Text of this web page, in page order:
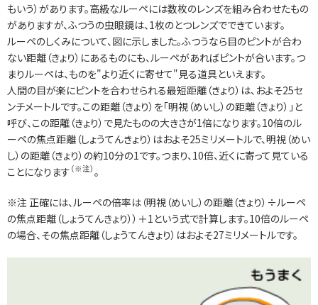
もいう）があります。高級なルーペには数枚のレンズを組み合わせたもの
がありますが、ふつうの虫眼鏡は、1枚のとつレンズでできています。
ルーペのしくみについて、図に示しました。ふつうなら目のピントが合わ
ない距離（きょり）にあるものにも、ルーペがあればピントが合います。つ
まりルーペは、ものを"より近くに寄せて"見る道具といえます。
人間の目が楽にピントを合わせられる最短距離（きょり）は、およそ25セ
ンチメートルです。この距離（きょり）を「明視（めいし）の距離（きょり）」と
呼び、この距離（きょり）で見たものの大きさが1倍になります。10倍のル
ーペの焦点距離（しょうてんきょり）はおよそ25ミリメートルで、明視（めい
し）の距離（きょり）の約10分の1です。つまり、10倍、近くに寄って見ている
ことになります （※注） 。
※注 正確には、ルーペの倍率は（明視（めいし）の距離（きょり）÷ルーペ
の焦点距離（しょうてんきょり））＋1という式で計算します。10倍のルーペ
の場合、その焦点距離（しょうてんきょり）はおよそ27ミリメートルです。